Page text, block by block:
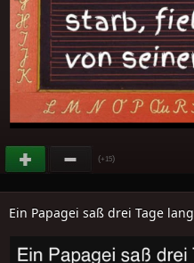
(+15)
Ein Papagei saß drei Tage